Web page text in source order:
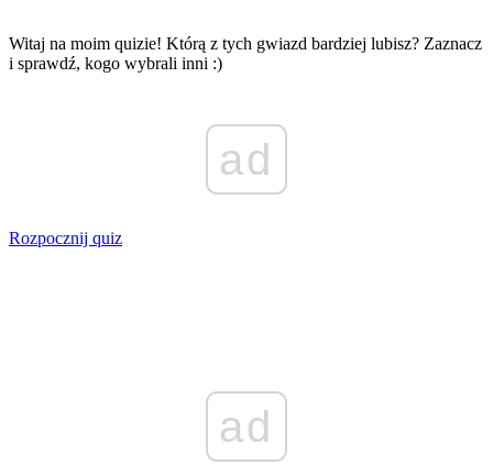
Witaj na moim quizie! Którą z tych gwiazd bardziej lubisz? Zaznacz
i sprawdź, kogo wybrali inni :)
ad
Rozpocznij quiz
ad